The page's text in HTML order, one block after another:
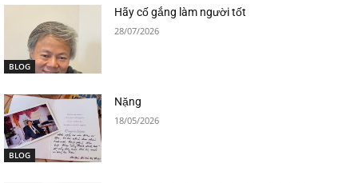
BLOG
Hãy cố gắng làm người tốt
28/07/2026
BLOG
Nặng
18/05/2026